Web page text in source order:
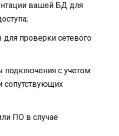
вашей БД для
для проверки сетевого
подключения с учетом
сопутствующих
ПО в случае